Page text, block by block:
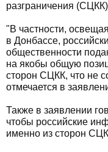
разграничения
"В частности,
в Донбассе,
общественности
на якобы общую
сторон СЦКК, что не
отмечается в
Также в заявлении
чтобы российские
именно из сторон